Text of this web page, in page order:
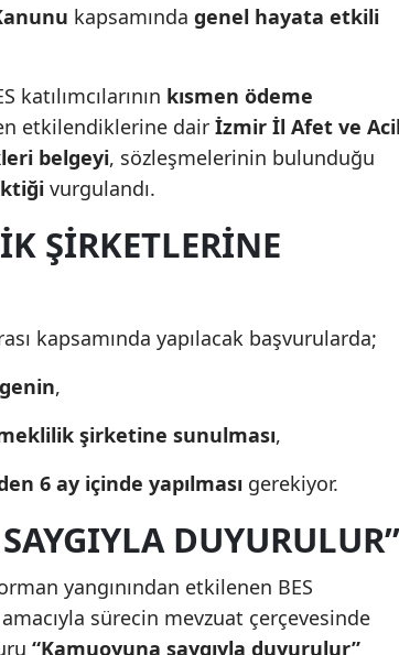
kapsamında genel hayata etkili
kısmen ödeme
etkilendiklerine dair İzmir İl Afet ve
belgeyi, sözleşmelerinin bulunduğu
vurgulandı.
ŞIRKETLERINE
kapsamında yapılacak başvurularda;
,
şirketine sunulması,
6 ay içinde yapılması gerekiyor.
DUYURULUR”
yangınından etkilenen BES
sürecin mevzuat çerçevesinde
“Kamuoyuna saygıyla duyurulur”